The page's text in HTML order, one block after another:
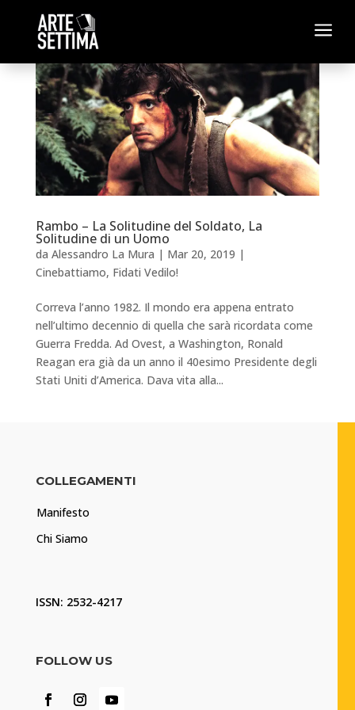
a
Rambo – La Solitudine del Soldato, La
Solitudine di un Uomo
da Alessandro La Mura | Mar 20, 2019 |
Cinebattiamo, Fidati Vedilo!
Correva l’anno 1982. Il mondo era appena entrato
nell’ultimo decennio di quella che sarà ricordata come
Guerra Fredda. Ad Ovest, a Washington, Ronald
Reagan era già da un anno il 40esimo Presidente degli
Stati Uniti d’America. Dava vita alla...
COLLEGAMENTI
Manifesto
Chi Siamo
ISSN: 2532-4217
FOLLOW US